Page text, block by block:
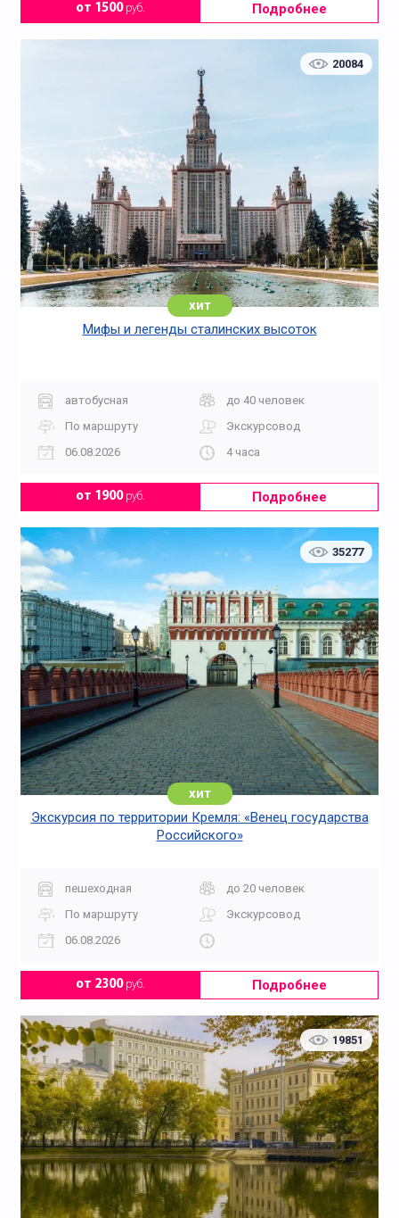
от 1500руб. Подробнее
20084
хит
Мифы и легенды сталинских высоток
автобусная
до 40 человек
По маршруту
Экскурсовод
06.08.2026
4 часа
от 1900руб. Подробнее
35277
хит
Экскурсия по территории Кремля: «Венец государства
Российского»
пешеходная
до 20 человек
По маршруту
Экскурсовод
06.08.2026
от 2300руб. Подробнее
19851